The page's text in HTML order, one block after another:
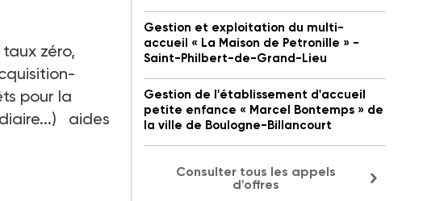
zéro,
pour la
aides
Gestion et exploitation du multi-
accueil « La Maison de Petronille » -
Saint-Philbert-de-Grand-Lieu
Gestion de l'établissement d'accueil
petite enfance « Marcel Bontemps » de
la ville de Boulogne-Billancourt
Consulter tous les appels
d'offres